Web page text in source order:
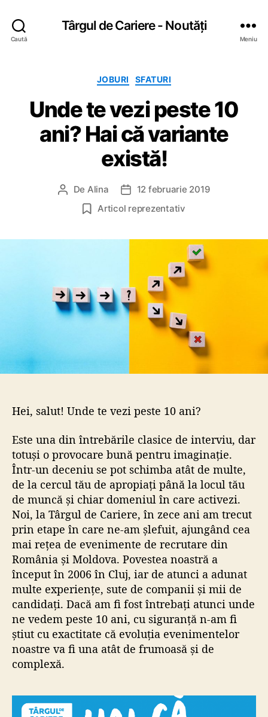
Caută
Târgul de Cariere - Noutăți
Meniu
C
t
e
g
o
r
i
JOBURI SFATURI
Unde te vezi peste 10
ani? Hai că variante
există!
A
r
i
c
o
De Alina
D
a
a
c
o
12 februarie 2019
Articol reprezentativ
Hei, salut! Unde te vezi peste 10 ani?
Este una din întrebările clasice de interviu, dar
totuși o provocare bună pentru imaginație.
Într-un deceniu se pot schimba atât de multe,
de la cercul tău de apropiați până la locul tău
de muncă și chiar domeniul în care activezi.
Noi, la Târgul de Cariere, în zece ani am trecut
prin etape în care ne-am șlefuit, ajungând cea
mai rețea de evenimente de recrutare din
România și Moldova. Povestea noastră a
început în 2006 în Cluj, iar de atunci a adunat
multe experiențe, sute de companii și mii de
candidați. Dacă am fi fost întrebați atunci unde
ne vedem peste 10 ani, cu siguranță n-am fi
știut cu exactitate că evoluția evenimentelor
noastre va fi una atât de frumoasă și de
complexă.